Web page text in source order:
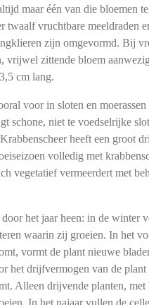
maar één van die bloemen
twaalf vruchtbare meeldraden
zijn omgevormd. Bij
vrijwel zittende bloem
cm lang.
voor in sloten en moerassen
schone, niet te voedselrijke
heeft een groot
volledig met
vegetatief vermeerdert met
het jaar heen: in de winter
waarin zij groeien. In het
vormt de plant nieuwe
het drijfvermogen van de plant
Alleen drijvende planten, met